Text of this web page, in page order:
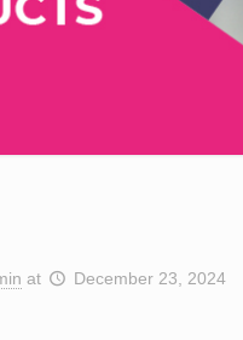
at December 23, 2024